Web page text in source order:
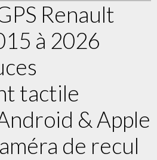
Renault
à 2026
tactile
& Apple
de recul